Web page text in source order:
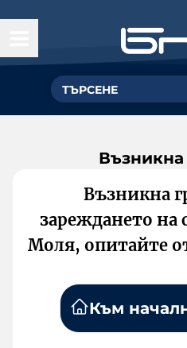
Възникна
зареждането
Моля, опитайте
Към